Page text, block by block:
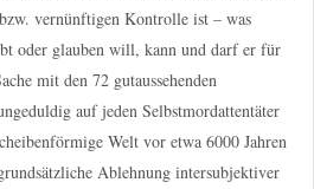
vernünftigen Kontrolle ist – was
oder glauben will, kann und darf er für
mit den 72 gutaussehenden
auf jeden Selbstmordattentäter
Welt vor etwa 6000 Jahren
Ablehnung intersubjektiver